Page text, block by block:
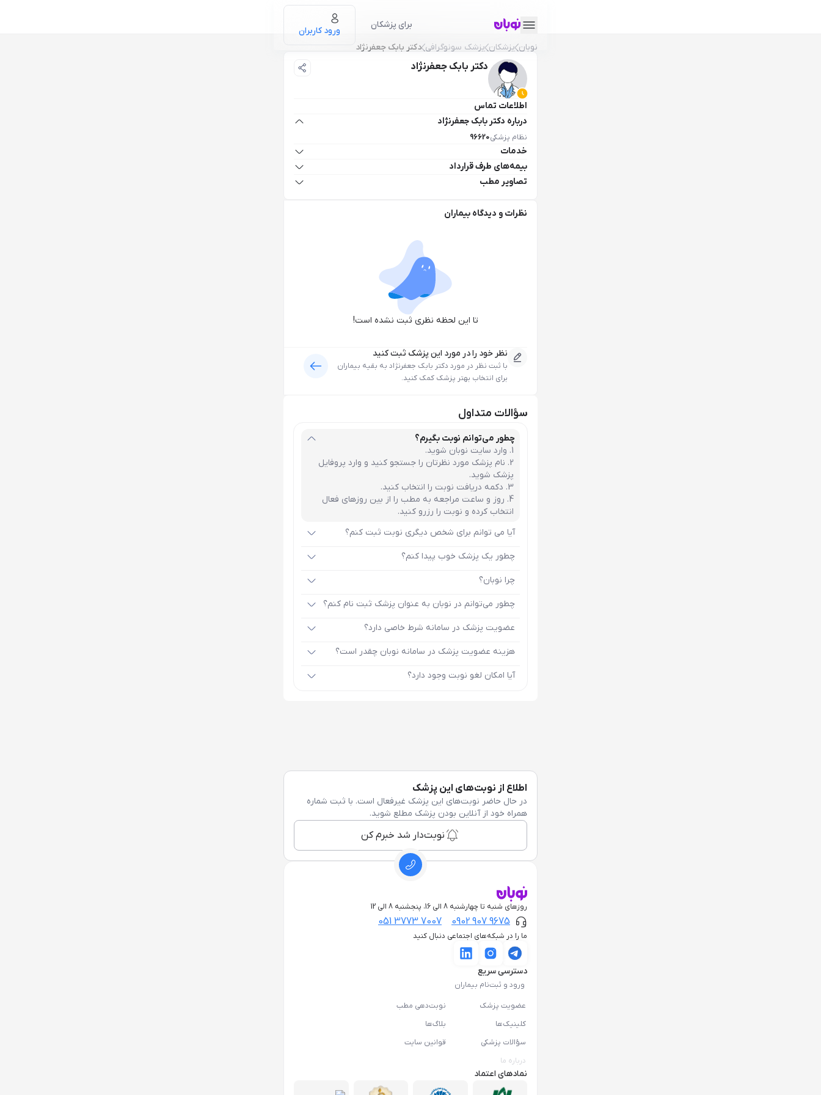
برای پزشکان
ورود کاربران
نوبان پزشکان پزشک سونوگرافی دکتر بابک جعفرنژاد
دکتر بابک جعفرنژاد
اطلاعات تماس
درباره دکتر بابک جعفرنژاد
نظام پزشکی96620
خدمات
بیمه‌های طرف قرارداد
تصاویر مطب
نظرات و دیدگاه بیماران
تا این لحظه نظری ثبت نشده است!
نظر خود را در مورد این پزشک ثبت کنید
با ثبت نظر در مورد دکتر بابک جعفرنژاد به بقیه بیماران
برای انتخاب بهتر پزشک کمک کنید.
سؤالات متداول
چطور می‌توانم نوبت بگیرم؟
وارد سایت نوبان شوید.
نام پزشک مورد نظرتان را جستجو کنید و وارد پروفایل
پزشک شوید.
دکمه دریافت نوبت را انتخاب کنید.
روز و ساعت مراجعه به مطب را از بین روزهای فعال
انتخاب کرده و نوبت را رزرو کنید.
آیا می توانم برای شخص دیگری نوبت ثبت کنم؟
چطور یک پزشک خوب پیدا کنم؟
چرا نوبان؟
چطور می‌توانم در نوبان به عنوان پزشک ثبت نام کنم؟
عضویت پزشک در سامانه شرط خاصی دارد؟
هزینه عضویت پزشک در سامانه نوبان چقدر است؟
آیا امکان لغو نوبت وجود دارد؟
اطلاع از نوبت‌های این پزشک
در حال حاضر نوبت‌های این پزشک غیرفعال است. با ثبت شماره
همراه خود از آنلاین بودن پزشک مطلع شوید.
نوبت‌دار شد خبرم کن
روزهای شنبه تا چهارشنبه 8 الی 16، پنجشنبه 8 الی 12
0902 907 9675
051 3773 7007
ما را در شبکه‌های اجتماعی دنبال کنید
دسترسی سریع
ورود و ثبت‌نام بیماران
عضویت پزشک
نوبت‌دهی مطب
کلینیک‌ها
بلاگ‌ها
سؤالات پزشکی
قوانین سایت
درباره ما
نمادهای اعتماد